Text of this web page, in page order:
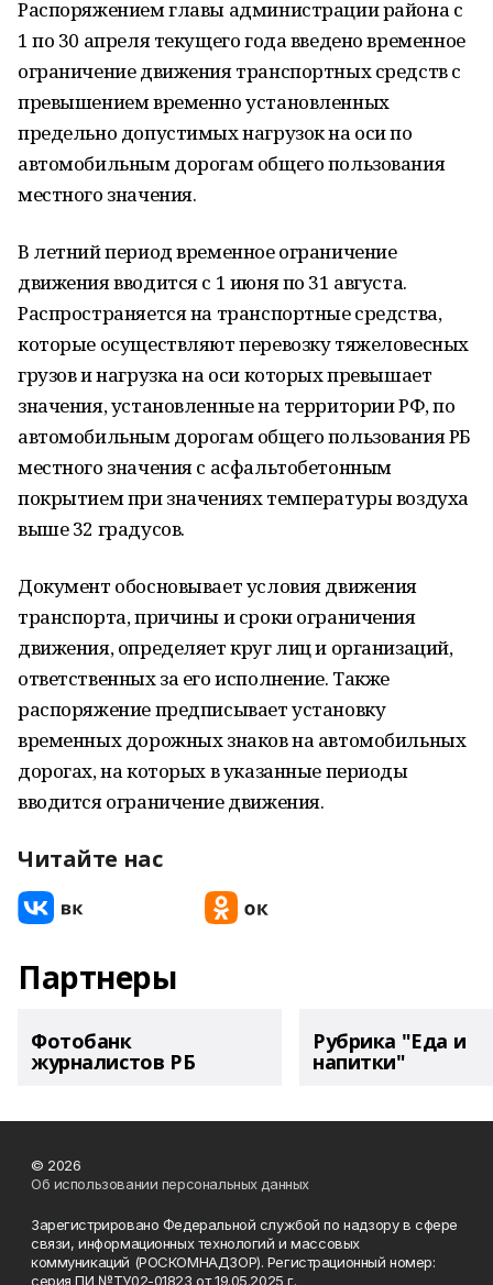
Распоряжением главы администрации района с
1 по 30 апреля текущего года введено временное
ограничение движения транспортных средств с
превышением временно установленных
предельно допустимых нагрузок на оси по
автомобильным дорогам общего пользования
местного значения.
В летний период временное ограничение
движения вводится с 1 июня по 31 августа.
Распространяется на транспортные средства,
которые осуществляют перевозку тяжеловесных
грузов и нагрузка на оси которых превышает
значения, установленные на территории РФ, по
автомобильным дорогам общего пользования РБ
местного значения с асфальтобетонным
покрытием при значениях температуры воздуха
выше 32 градусов.
Документ обосновывает условия движения
транспорта, причины и сроки ограничения
движения, определяет круг лиц и организаций,
ответственных за его исполнение. Также
распоряжение предписывает установку
временных дорожных знаков на автомобильных
дорогах, на которых в указанные периоды
вводится ограничение движения.
Читайте нас
Партнеры
Фотобанк
журналистов РБ
Рубрика "Еда и
напитки"
© 2026
Об использовании персональных данных
Зарегистрировано Федеральной службой по надзору в сфере
связи, информационных технологий и массовых
коммуникаций (РОСКОМНАДЗОР). Регистрационный номер:
серия ПИ №ТУ02-01823 от 19.05.2025 г.